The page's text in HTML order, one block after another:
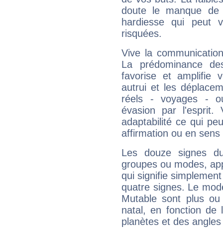
doute le manque
hardiesse qui peut
risquées.
Vive la
La prédominance
favorise et amplifie
autrui et les
réels - voyages -
évasion par l'esprit.
adaptabilité ce qui
affirmation ou en
Les douze signes
groupes ou modes,
qui signifie
quatre signes. Le
Mutable sont plus
natal, en fonction de
planètes et des